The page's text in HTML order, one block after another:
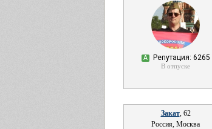
А Репутация: 6265
В отпуске
Закат, 62
Россия, Москва